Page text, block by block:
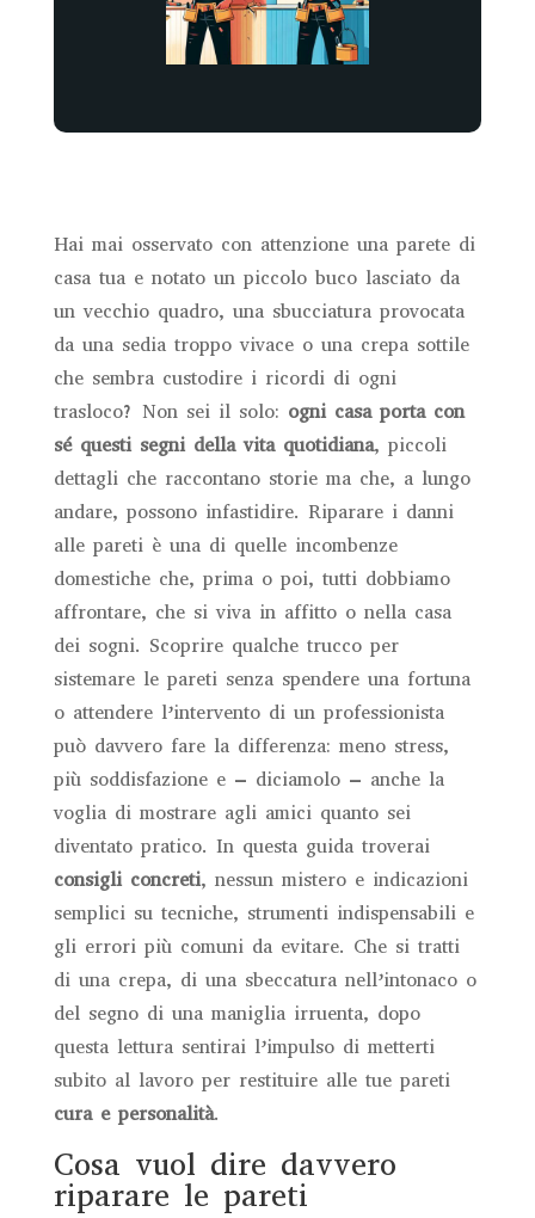
Hai mai osservato con attenzione una parete di
casa tua e notato un piccolo buco lasciato da
un vecchio quadro, una sbucciatura provocata
da una sedia troppo vivace o una crepa sottile
che sembra custodire i ricordi di ogni
trasloco? Non sei il solo: ogni casa porta con
sé questi segni della vita quotidiana, piccoli
dettagli che raccontano storie ma che, a lungo
andare, possono infastidire. Riparare i danni
alle pareti è una di quelle incombenze
domestiche che, prima o poi, tutti dobbiamo
affrontare, che si viva in affitto o nella casa
dei sogni. Scoprire qualche trucco per
sistemare le pareti senza spendere una fortuna
o attendere l’intervento di un professionista
può davvero fare la differenza: meno stress,
più soddisfazione e – diciamolo – anche la
voglia di mostrare agli amici quanto sei
diventato pratico. In questa guida troverai
consigli concreti, nessun mistero e indicazioni
semplici su tecniche, strumenti indispensabili e
gli errori più comuni da evitare. Che si tratti
di una crepa, di una sbeccatura nell’intonaco o
del segno di una maniglia irruenta, dopo
questa lettura sentirai l’impulso di metterti
subito al lavoro per restituire alle tue pareti
cura e personalità.
Cosa vuol dire davvero
riparare le pareti